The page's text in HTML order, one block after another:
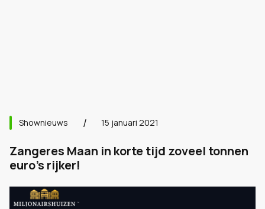
Shownieuws 15 januari 2021
Zangeres Maan in korte tijd zoveel tonnen
euro's rijker!